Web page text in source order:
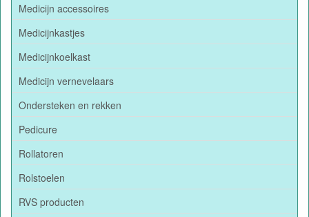
Medicijn accessoires
Medicijnkastjes
Medicijnkoelkast
Medicijn vernevelaars
Ondersteken en rekken
Pedicure
Rollatoren
Rolstoelen
RVS producten